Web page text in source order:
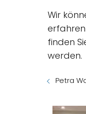
Wir
finden
werden.
Petra